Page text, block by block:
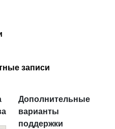
записи
Дополнительные
варианты
поддержки